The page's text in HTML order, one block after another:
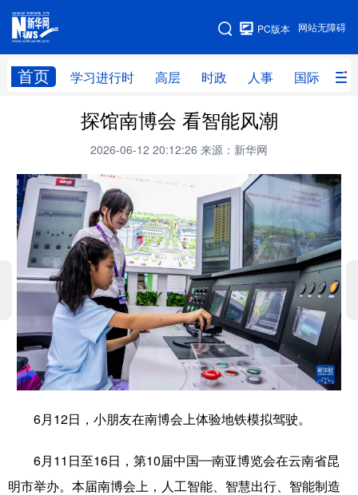
网站无障碍
PC版本
首页 学习进行时 高层 时政 人事 国际 财
网站地图
高层 时政
财经 网评
台湾 思客智库 全球连线 教育
科技 科创 量子 体育
文化 书画 健康 军事
访谈 视频 图片 政务
法律 中央文件 金融 汽车
食品 人居 信息化 数字经济
学术中国 乡村振兴 银龄 溯源中国
城市 旅游 能源 会展
彩票 娱乐 时尚 悦读
公益 一带一路 亚太网 上市公司
探馆南博会 看智能风潮
2026-06-12 20:12:26 来源：新华网
6月12日，小朋友在南博会上体验地铁模拟驾驶。
6月11日至16日，第10届中国—南亚博览会在云南省昆
明市举办。本届南博会上，人工智能、智慧出行、智能制造